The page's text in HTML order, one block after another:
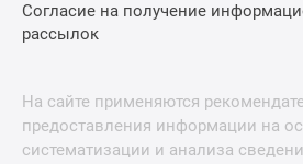
Согласие на получение
рассылок
На сайте применяются
предоставления информации на
систематизации и анализа